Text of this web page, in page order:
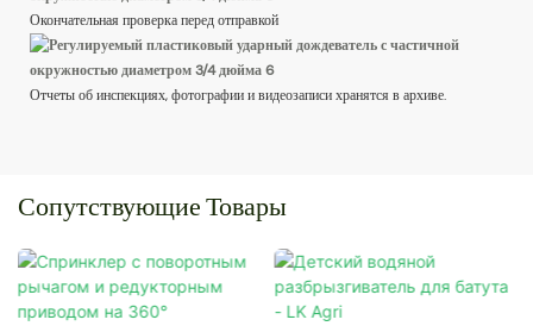
Окончательная проверка перед отправкой
Отчеты об инспекциях, фотографии и видеозаписи хранятся в архиве.
Сопутствующие Товары